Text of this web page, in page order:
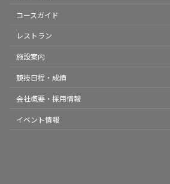
コースガイド
レストラン
施設案内
競技日程・成績
会社概要・採用情報
イベント情報